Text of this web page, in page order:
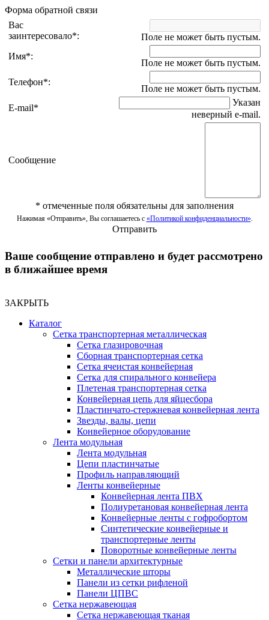
Форма обратной связи
Вас
заинтересовало*:
Поле не может быть пустым.
Имя*:
Поле не может быть пустым.
Телефон*:
Поле не может быть пустым.
E-mail*
Указан
неверный e-mail.
Сообщение
* отмеченные поля обязательны для заполнения
Нажимая «Отправить», Вы соглашаетесь с «Политикой конфиденциальности».
Отправить
Ваше сообщение отправлено и будет рассмотрено
в ближайшее время
ЗАКРЫТЬ
Каталог
Сетка транспортерная металлическая
Сетка глазировочная
Сборная транспортерная сетка
Сетка ячеистая конвейерная
Сетка для спирального конвейера
Плетеная транспортерная сетка
Конвейерная цепь для яйцесбора
Пластинчато-стержневая конвейерная лента
Звезды, валы, цепи
Конвейерное оборудование
Лента модульная
Лента модульная
Цепи пластинчатые
Профиль направляющий
Ленты конвейерные
Конвейерная лента ПВХ
Полиуретановая конвейерная лента
Конвейерные ленты с гофробортом
Синтетические конвейерные и
транспортерные ленты
Поворотные конвейерные ленты
Cетки и панели архитектурные
Металлические шторы
Панели из сетки рифленой
Панели ЦПВС
Сетка нержавеющая
Сетка нержавеющая тканая